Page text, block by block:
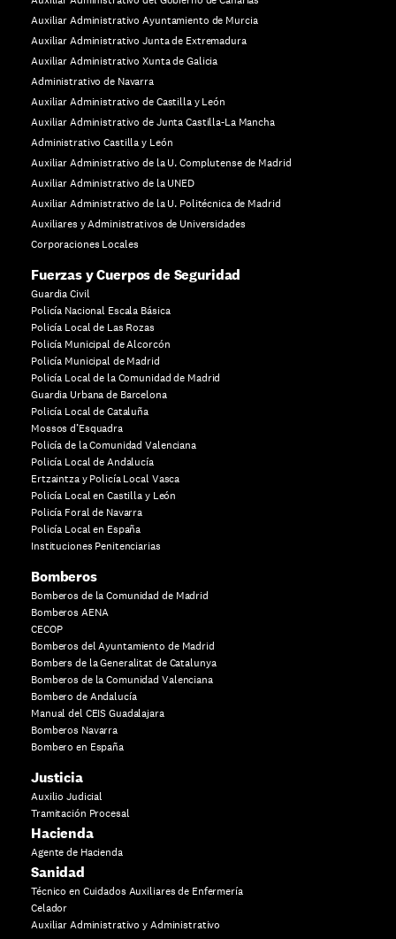
Auxiliar Administrativo Ayuntamiento de Murcia
Auxiliar Administrativo Junta de Extremadura
Auxiliar Administrativo Xunta de Galicia
Administrativo de Navarra
Auxiliar Administrativo de Castilla y León
Auxiliar Administrativo de Junta Castilla-La Mancha
Administrativo Castilla y León
Auxiliar Administrativo de la U. Complutense de Madrid
Auxiliar Administrativo de la UNED
Auxiliar Administrativo de la U. Politécnica de Madrid
Auxiliares y Administrativos de Universidades
Corporaciones Locales
Fuerzas y Cuerpos de Seguridad
Guardia Civil
Policía Nacional Escala Básica
Policía Local de Las Rozas
Policía Municipal de Alcorcón
Policía Municipal de Madrid
Policía Local de la Comunidad de Madrid
Guardia Urbana de Barcelona
Policía Local de Cataluña
Mossos d’Esquadra
Policía de la Comunidad Valenciana
Policía Local de Andalucía
Ertzaintza y Policía Local Vasca
Policía Local en Castilla y León
Policía Foral de Navarra
Policía Local en España
Instituciones Penitenciarias
Bomberos
Bomberos de la Comunidad de Madrid
Bomberos AENA
CECOP
Bomberos del Ayuntamiento de Madrid
Bombers de la Generalitat de Catalunya
Bomberos de la Comunidad Valenciana
Bombero de Andalucía
Manual del CEIS Guadalajara
Bomberos Navarra
Bombero en España
Justicia
Auxilio Judicial
Tramitación Procesal
Hacienda
Agente de Hacienda
Sanidad
Técnico en Cuidados Auxiliares de Enfermería
Celador
Auxiliar Administrativo y Administrativo